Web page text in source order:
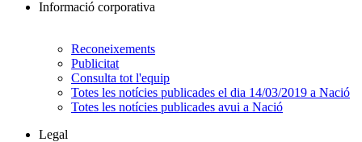
Informació corporativa
Reconeixements
Publicitat
Consulta tot l'equip
Totes les notícies publicades el dia 14/03/2019 a Nació
Totes les notícies publicades avui a Nació
Legal